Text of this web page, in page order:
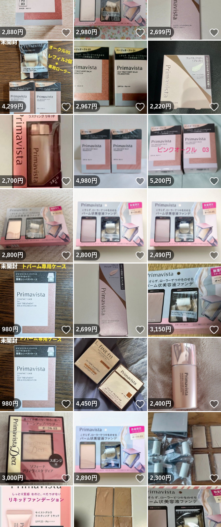
2,880円 いいね！
2,980円 いいね！
2,699円
4,299円 いいね！
2,967円 いいね！
2,220円
2,700円 いいね！
4,980円 いいね！
5,200円
2,800円 いいね！
2,800円 いいね！
2,490円
980円 いいね！
2,699円 いいね！
3,150円
980円 いいね！
4,450円 いいね！
2,400円
3,000円 いいね！
2,890円 いいね！
2,300円